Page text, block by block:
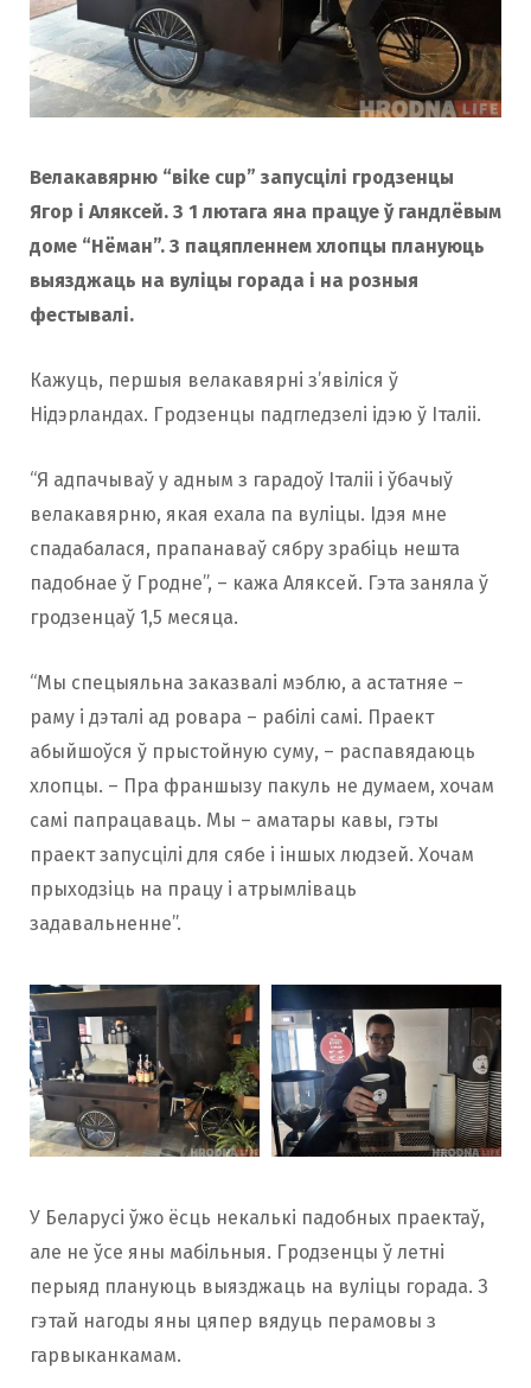
Велакавярню “вike cup” запусцілі гродзенцы
Ягор і Аляксей. З 1 лютага яна працуе ў гандлёвым
доме “Нёман”. З пацяпленнем хлопцы плануюць
выязджаць на вуліцы горада і на розныя
фестывалі.
Кажуць, першыя велакавярні з’явіліся ў
Нідэрландах. Гродзенцы падгледзелі ідэю ў Італіі.
“Я адпачываў у адным з гарадоў Італіі і ўбачыў
велакавярню, якая ехала па вуліцы. Ідэя мне
спадабалася, прапанаваў сябру зрабіць нешта
падобнае ў Гродне”, – кажа Аляксей. Гэта заняла ў
гродзенцаў 1,5 месяца.
“Мы спецыяльна заказвалі мэблю, а астатняе –
раму і дэталі ад ровара – рабілі самі. Праект
абыйшоўся ў прыстойную суму, – распавядаюць
хлопцы. – Пра франшызу пакуль не думаем, хочам
самі папрацаваць. Мы – аматары кавы, гэты
праект запусцілі для сябе і іншых людзей. Хочам
прыходзіць на працу і атрымліваць
задавальненне”.
У Беларусі ўжо ёсць некалькі падобных праектаў,
але не ўсе яны мабільныя. Гродзенцы ў летні
перыяд плануюць выязджаць на вуліцы горада. З
гэтай нагоды яны цяпер вядуць перамовы з
гарвыканкамам.